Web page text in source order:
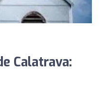
Calatrava: